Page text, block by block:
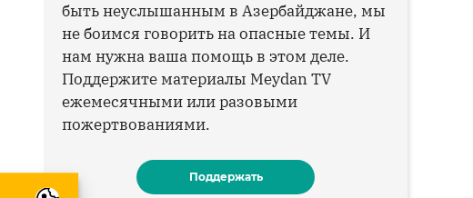
быть неуслышанным в Азербайджане, мы
не боимся говорить на опасные темы. И
нам нужна ваша помощь в этом деле.
Поддержите материалы Meydan TV
ежемесячными или разовыми
пожертвованиями.
Поддержать